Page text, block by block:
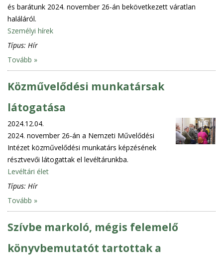
és barátunk 2024. november 26-án bekövetkezett váratlan
haláláról.
Személyi hírek
Típus: Hír
Tovább »
Közművelődési munkatársak
látogatása
2024.12.04.
2024. november 26-án a Nemzeti Művelődési
Intézet közművelődési munkatárs képzésének
résztvevői látogattak el levéltárunkba.
Levéltári élet
Típus: Hír
Tovább »
Szívbe markoló, mégis felemelő
könyvbemutatót tartottak a